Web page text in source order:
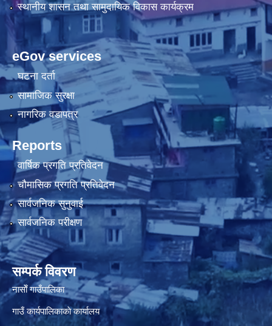
स्थानीय शासन तथा सामुदायिक विकास कार्यक्रम
eGov services
घटना दर्ता
सामाजिक सुरक्षा
नागरिक वडापत्र
Reports
वार्षिक प्रगति प्रतिवेदन
चौमासिक प्रगति प्रतिवेदन
सार्वजनिक सुनुवाई
सार्वजनिक परीक्षण
सम्पर्क विवरण
नासाेँ गाउँपालिका
गाउँ कार्यपालिकाकाे कार्यालय